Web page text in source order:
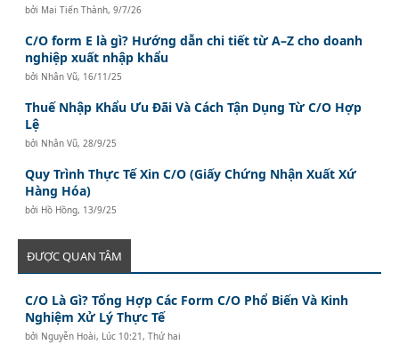
bởi Mai Tiến Thành,9/7/26
C/O form E là gì? Hướng dẫn chi tiết từ A–Z cho doanh
nghiệp xuất nhập khẩu
bởi Nhân Vũ, 16/11/25
Thuế Nhập Khẩu Ưu Đãi Và Cách Tận Dụng Từ C/O Hợp
Lệ
bởi Nhân Vũ, 28/9/25
Quy Trình Thực Tế Xin C/O (Giấy Chứng Nhận Xuất Xứ
Hàng Hóa)
bởi Hồ Hồng, 13/9/25
ĐƯỢC QUAN TÂM
C/O Là Gì? Tổng Hợp Các Form C/O Phổ Biến Và Kinh
Nghiệm Xử Lý Thực Tế
bởi Nguyễn Hoài, Lúc 10:21, Thứ hai